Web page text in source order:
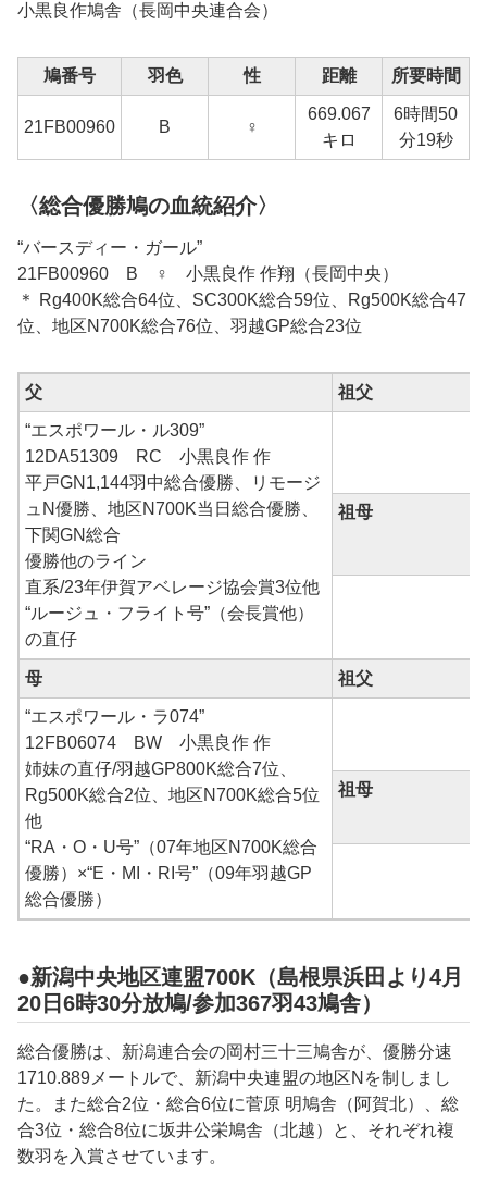
小黒良作鳩舎（長岡中央連合会）
鳩番号 羽色 性 距離 所要時間
21FB00960 B ♀
669.067
キロ
6時間50
分19秒
〈総合優勝鳩の血統紹介〉
“バースディー・ガール”
21FB00960 B ♀ 小黒良作 作翔（長岡中央）
＊ Rg400K総合64位、SC300K総合59位、Rg500K総合47
位、地区N700K総合76位、羽越GP総合23位
父 祖父
“エスポワール・ル309”
12DA51309 RC 小黒良作 作
平戸GN1,144羽中総合優勝、リモージ
ュN優勝、地区N700K当日総合優勝、
下関GN総合
優勝他のライン
直系/23年伊賀アベレージ協会賞3位他
“ルージュ・フライト号”（会長賞他）
の直仔
祖母
母 祖父
“エスポワール・ラ074”
12FB06074 BW 小黒良作 作
姉妹の直仔/羽越GP800K総合7位、
Rg500K総合2位、地区N700K総合5位
他
“RA・O・U号”（07年地区N700K総合
優勝）×“E・MI・RI号”（09年羽越GP
総合優勝）
祖母
●新潟中央地区連盟700K（島根県浜田より4月
20日6時30分放鳩/参加367羽43鳩舎）
総合優勝は、新潟連合会の岡村三十三鳩舎が、優勝分速
1710.889 メートルで、新潟中央連盟の地区Nを制しまし
た。また総合2位・総合6位に菅原 明鳩舎（ 阿賀北）、総
合3位・総合8位に坂井公栄鳩舎（北越）と、それぞれ複
数羽を入賞させています。